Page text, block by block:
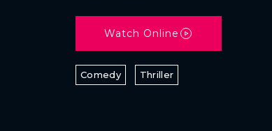
Watch Online
Comedy Thriller